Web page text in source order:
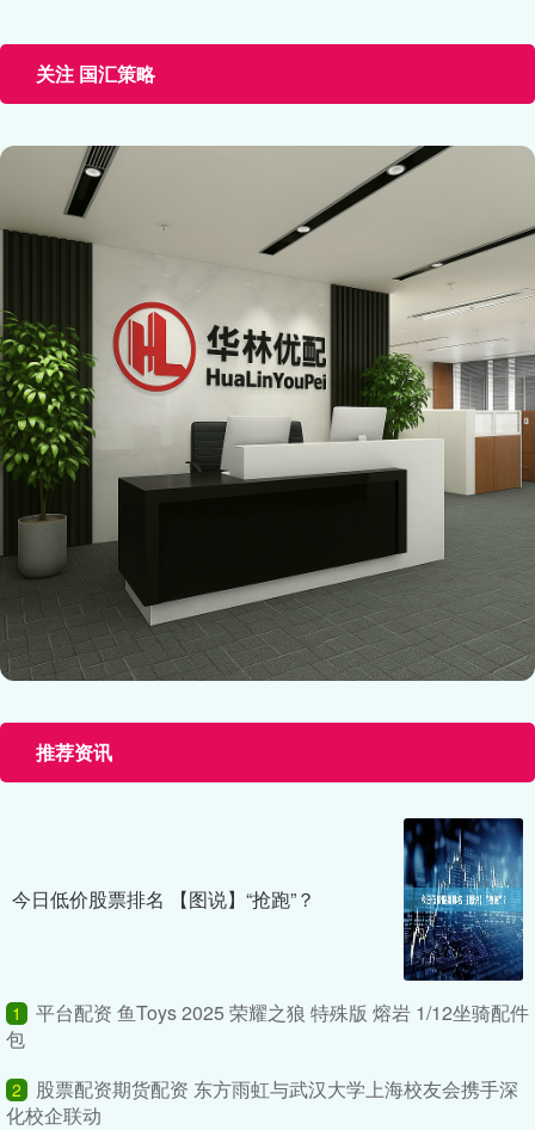
关注 国汇策略
推荐资讯
今日低价股票排名 【图说】“抢跑”？
1
平台配资 鱼Toys 2025 荣耀之狼 特殊版 熔岩 1/12坐骑配件
包
2
股票配资期货配资 东方雨虹与武汉大学上海校友会携手深
化校企联动